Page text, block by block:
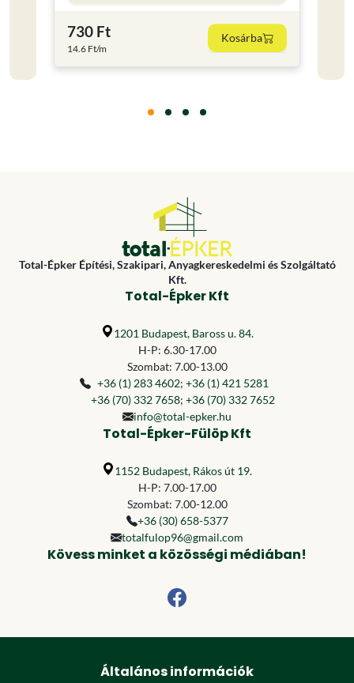
730 Ft
14.6 Ft/m
Kosárba
Total-Épker Építési, Szakipari, Anyagkereskedelmi és Szolgáltató
Kft.
Total-Épker Kft
1201 Budapest, Baross u. 84.
H-P: 6.30-17.00
Szombat: 7.00-13.00
+36 (1) 283 4602; +36 (1) 421 5281
+36 (70) 332 7658; +36 (70) 332 7652
info@total-epker.hu
Total-Épker-Fülöp Kft
1152 Budapest, Rákos út 19.
H-P: 7.00-17.00
Szombat: 7.00-12.00
+36 (30) 658-5377
totalfulop96@gmail.com
Kövess minket a közösségi médiában!
Általános információk